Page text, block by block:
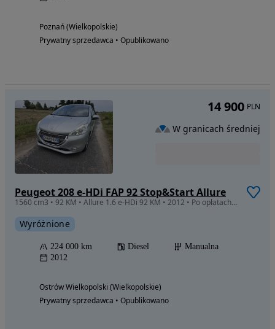
Poznań (Wielkopolskie)
Prywatny sprzedawca • Opublikowano
Peugeot 208 e-HDi FAP 92 Stop&Start Allure
1560 cm3 • 92 KM • Allure 1.6 e-HDi 92 KM • 2012 • Po opłatach • Gotowy do rejestracji
Wyróżnione
224 000 km Diesel
Manualna
2012
Ostrów Wielkopolski (Wielkopolskie)
Prywatny sprzedawca • Opublikowano
14 900 PLN
W granicach średniej